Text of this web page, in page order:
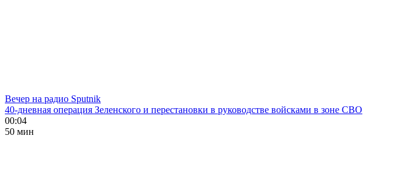
Вечер на радио Sputnik
40-дневная операция Зеленского и перестановки в руководстве войсками в зоне СВО
00:04
50 мин